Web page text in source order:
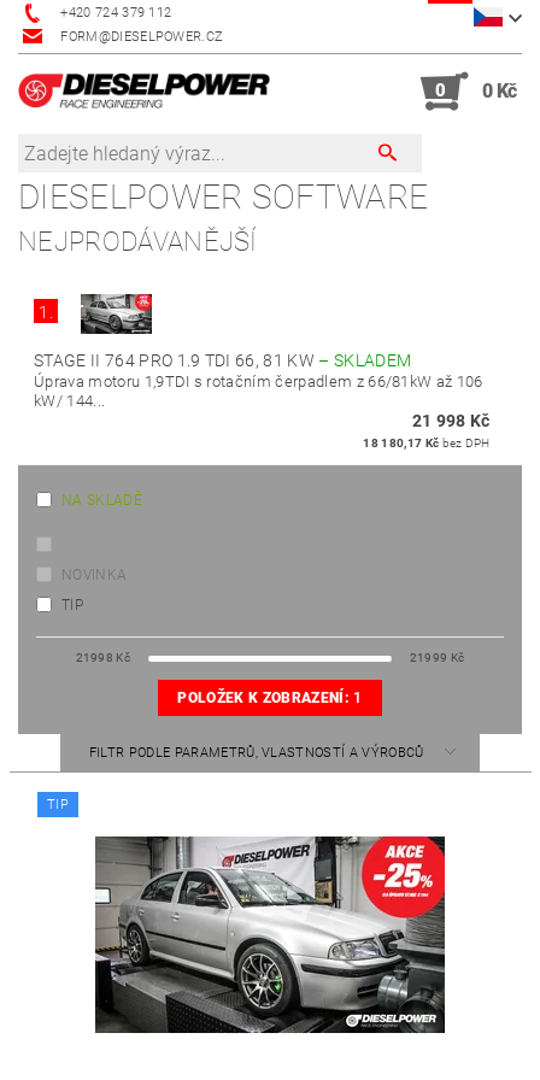
+420 724 379 112
FORM@DIESELPOWER.CZ
0 0 Kč
DIESELPOWER SOFTWARE
NEJPRODÁVANĚJŠÍ
1.
STAGE II 764 PRO 1.9 TDI 66, 81 KW – SKLADEM
Úprava motoru 1,9TDI s rotačním čerpadlem z 66/81kW až 106
kW/ 144...
21 998 Kč
18 180,17 Kč bez DPH
NA SKLADĚ
NOVINKA
TIP
21998 Kč 21999 Kč
POLOŽEK K ZOBRAZENÍ: 1
FILTR PODLE PARAMETRŮ, VLASTNOSTÍ A VÝROBCŮ
TIP